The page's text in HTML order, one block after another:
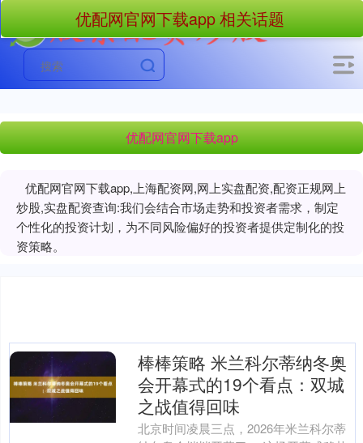
优配网官网下载app
优配网官网下载app,上海配资网,网上实盘配资,配资正规网上
炒股,实盘配资查询:我们会结合市场走势和投资者需求，制定
个性化的投资计划，为不同风险偏好的投资者提供定制化的投
资策略。
优配网官网下载app 相关话题
棒棒策略 米兰科尔蒂纳冬奥
会开幕式的19个看点：双城
之战值得回味
北京时间凌晨三点，2026年米兰科尔蒂